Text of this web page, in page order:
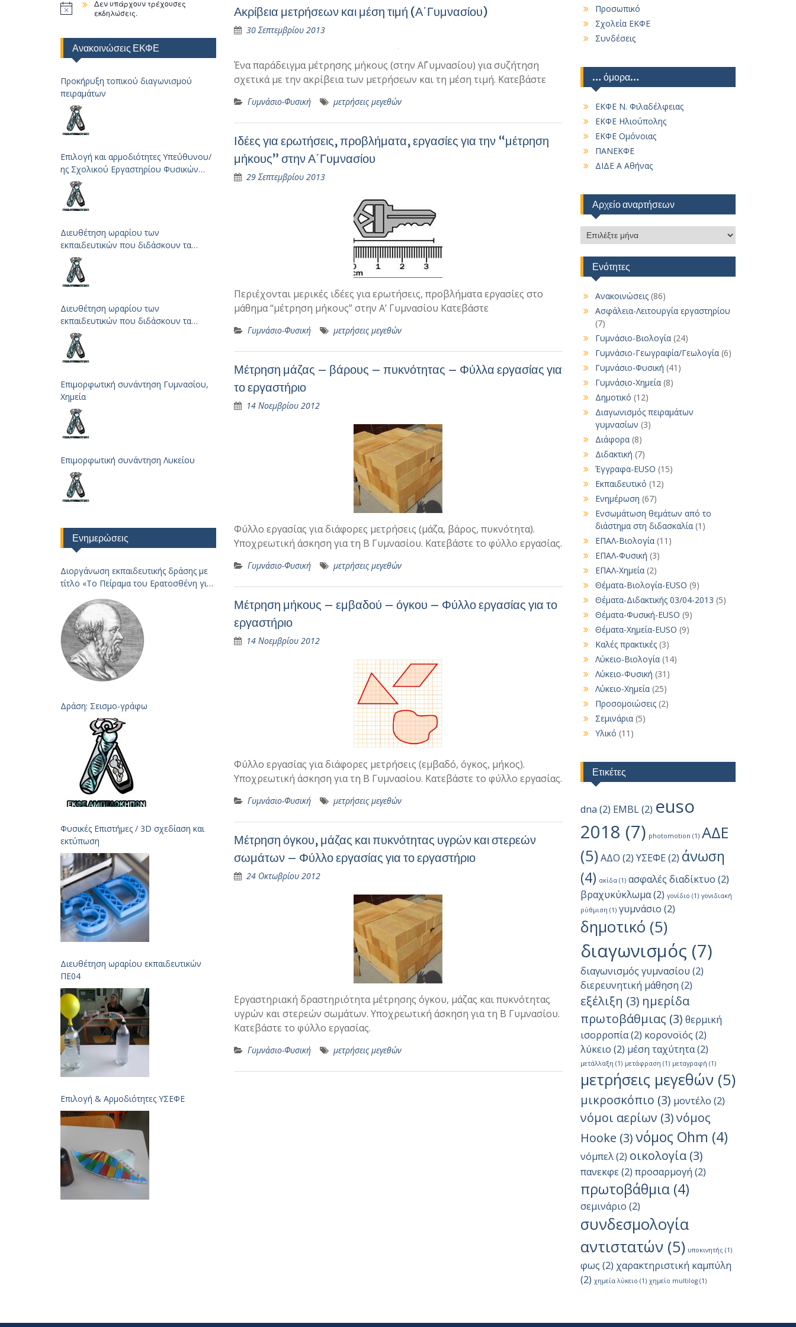
Ακρίβεια μετρήσεων και μέση τιμή (Α΄Γυμνασίου)
30 Σεπτεμβρίου 2013
Ένα παράδειγμα μέτρησης μήκους (στην Α΄Γυμνασίου) για συζήτηση
σχετικά με την ακρίβεια των μετρήσεων και τη μέση τιμή. Κατεβάστε
Γυμνάσιο-Φυσική μετρήσεις μεγεθών
Ιδέες για ερωτήσεις, προβλήματα, εργασίες για την “μέτρηση
μήκους” στην Α΄Γυμνασίου
29 Σεπτεμβρίου 2013
Περιέχονται μερικές ιδέες για ερωτήσεις, προβλήματα εργασίες στο
μάθημα “μέτρηση μήκους” στην Α’ Γυμνασίου Κατεβάστε
Γυμνάσιο-Φυσική μετρήσεις μεγεθών
Μέτρηση μάζας – βάρους – πυκνότητας – Φύλλα εργασίας για
το εργαστήριο
14 Νοεμβρίου 2012
Φύλλο εργασίας για διάφορες μετρήσεις (μάζα, βάρος, πυκνότητα).
Υποχρεωτική άσκηση για τη Β Γυμνασίου. Κατεβάστε το φύλλο εργασίας.
Γυμνάσιο-Φυσική μετρήσεις μεγεθών
Μέτρηση μήκους – εμβαδού – όγκου – Φύλλο εργασίας για το
εργαστήριο
14 Νοεμβρίου 2012
Φύλλο εργασίας για διάφορες μετρήσεις (εμβαδό, όγκος, μήκος).
Υποχρεωτική άσκηση για τη Β Γυμνασίου. Κατεβάστε το φύλλο εργασίας.
Γυμνάσιο-Φυσική μετρήσεις μεγεθών
Μέτρηση όγκου, μάζας και πυκνότητας υγρών και στερεών
σωμάτων – Φύλλο εργασίας για το εργαστήριο
24 Οκτωβρίου 2012
Εργαστηριακή δραστηριότητα μέτρησης όγκου, μάζας και πυκνότητας
υγρών και στερεών σωμάτων. Υποχρεωτική άσκηση για τη Β Γυμνασίου.
Κατεβάστε το φύλλο εργασίας.
Γυμνάσιο-Φυσική μετρήσεις μεγεθών
Προσωπικό
Σχολεία ΕΚΦΕ
Συνδέσεις
… όμορα…
ΕΚΦΕ Ν. Φιλαδέλφειας
ΕΚΦΕ Ηλιούπολης
ΕΚΦΕ Ομόνοιας
ΠΑΝΕΚΦΕ
ΔΙΔΕ Α Αθήνας
Αρχείο αναρτήσεων
Αρχείο
αναρτήσεων
Ενότητες
Ανακοινώσεις(86)
Ασφάλεια-Λειτουργία εργαστηρίου
(7)
Γυμνάσιο-Βιολογία(24)
Γυμνάσιο-Γεωγραφία/Γεωλογία(6)
Γυμνάσιο-Φυσική (41)
Γυμνάσιο-Χημεία(8)
Δημοτικό (12)
Διαγωνισμός πειραμάτων
γυμνασίων (3)
Διάφορα(8)
Διδακτική (7)
Έγγραφα-EUSO (15)
Εκπαιδευτικό (12)
Ενημέρωση (67)
Ενσωμάτωση θεμάτων από το
διάστημα στη διδασκαλία(1)
ΕΠΑΛ-Βιολογία(11)
ΕΠΑΛ-Φυσική (3)
ΕΠΑΛ-Χημεία(2)
Θέματα-Βιολογία-EUSO (9)
Θέματα-Διδακτικής 03/04-2013 (5)
Θέματα-Φυσική-EUSO (9)
Θέματα-Χημεία-EUSO (9)
Καλές πρακτικές(3)
Λύκειο-Βιολογία(14)
Λύκειο-Φυσική (31)
Λύκειο-Χημεία(25)
Προσομοιώσεις(2)
Σεμινάρια(5)
Υλικό (11)
Ετικέτες
dna (2) EMBL(2) euso
2018 (7) photomotion (1) ΑΔΕ
(5) ΑΔΟ (2) ΥΣΕΦΕ(2) άνωση
(4) ακίδα(1) ασφαλές διαδίκτυο (2)
βραχυκύκλωμα(2) γονίδιο (1) γονιδιακή
ρύθμιση (1) γυμνάσιο (2)
δημοτικό (5)
διαγωνισμός (7)
διαγωνισμός γυμνασίου (2)
διερευνητική μάθηση (2)
εξέλιξη (3) ημερίδα
πρωτοβάθμιας (3) θερμική
ισορροπία(2) κορονοϊός (2)
λύκειο (2) μέση ταχύτητα(2)
μετάλλαξη (1) μετάφραση (1) μεταγραφή (1)
μετρήσεις μεγεθών(5)
μικροσκόπιο (3) μοντέλο (2)
νόμοι αερίων (3)νόμος
Hooke (3)νόμος Ohm (4)
νόμπελ(2) οικολογία(3)
πανεκφε(2) προσαρμογή (2)
πρωτοβάθμια(4)
σεμινάριο (2)
συνδεσμολογία
αντιστατών(5) υποκινητής (1)
φως (2) χαρακτηριστική καμπύλη
(2) χημεία λύκειο (1) χημείο multilog(1)
Δεν υπάρχουν τρέχουσες
εκδηλώσεις.
Ανακοινώσεις ΕΚΦΕ
Προκήρυξη τοπικού διαγωνισμού
πειραμάτων
Επιλογή και αρμοδιότητες Υπεύθυνου/
ης Σχολικού Εργαστηρίου Φυσικών
Επιστημών
Διευθέτηση ωραρίου των
εκπαιδευτικών που διδάσκουν τα
μαθήματα των Φυσικών Επιστημών
Διευθέτηση ωραρίου των
εκπαιδευτικών που διδάσκουν τα
μαθήματα των Φυσικών Επιστημών
Επιμορφωτική συνάντηση Γυμνασίου,
Χημεία
Επιμορφωτική συνάντηση Λυκείου
Ενημερώσεις
Διοργάνωση εκπαιδευτικής δράσης με
τίτλο «Το Πείραμα του Ερατοσθένη για
Υπολογισμό της Ακτίνας της Γης – 2023
Δράση: Σεισμο-γράφω
Φυσικές Επιστήμες / 3D σχεδίαση και
εκτύπωση
Διευθέτηση ωραρίου εκπαιδευτικών
ΠΕ04
Επιλογή & Aρμοδιότητες ΥΣΕΦΕ